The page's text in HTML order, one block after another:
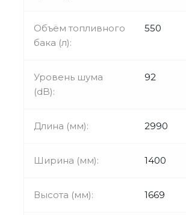
Объём топливного
бака (л):
550
Уровень шума
(dB):
92
Длина (мм): 2990
Ширина (мм): 1400
Высота (мм): 1669